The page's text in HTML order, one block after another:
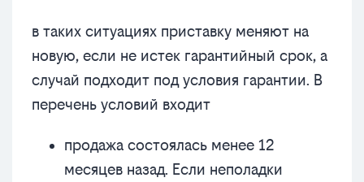
в таких ситуациях приставку меняют на
новую, если не истек гарантийный срок, а
случай подходит под условия гарантии. В
перечень условий входит
продажа состоялась менее 12
месяцев назад. Если неполадки